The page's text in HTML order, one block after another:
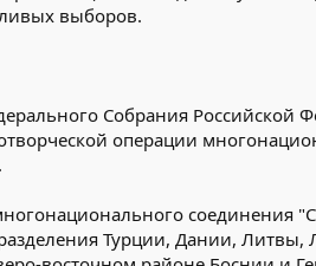
выборов.
Собрания Российской
операции
Турции, Дании,